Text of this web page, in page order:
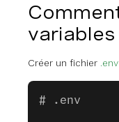
Créer un fichier .env
# .env